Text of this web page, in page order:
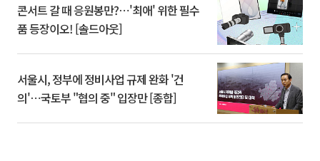
콘서트 갈 때 응원봉만?⋯'최애' 위한 필수
품 등장이오! [솔드아웃]
서울시, 정부에 정비사업 규제 완화 '건
의'⋯국토부 "협의 중" 입장만 [종합]